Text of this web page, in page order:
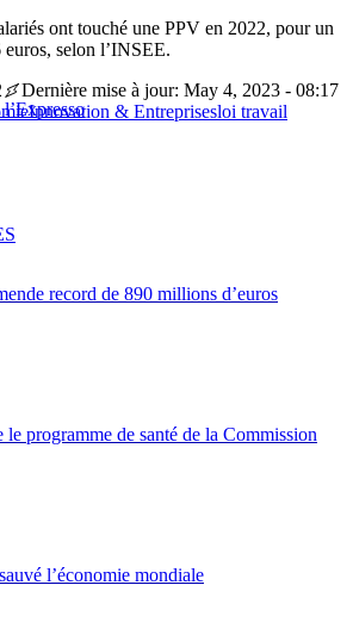
ont touché une PPV en 2022, pour un
selon l’INSEE.
Dernière mise à jour: May 4, 2023 - 08:17
Innovation & Entreprisesloi travail
record de 890 millions d’euros
le programme de santé de la Commission
l’économie mondiale